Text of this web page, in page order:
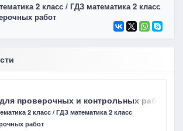
2 класс / ГДЗ математика 2 класс
работ
проверочных и контрольных работ
2 класс / ГДЗ математика 2 класс
работ